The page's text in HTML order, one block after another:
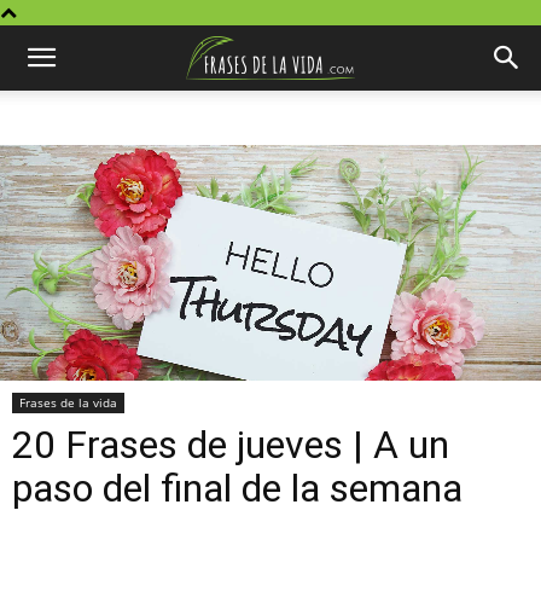
Frases de la vida
20 Frases de jueves | A un
paso del final de la semana